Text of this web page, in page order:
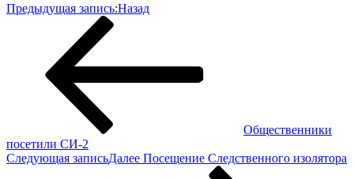
Предыдущая запись:Назад
Общественники
посетили СИ-2
Следующая записьДалее Посещение Следственного изолятора